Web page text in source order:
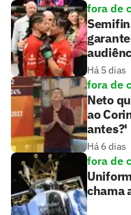
fora de
Há 5 dias
fora de
Neto
ao
antes?'
Há 6 dias
fora de
chama